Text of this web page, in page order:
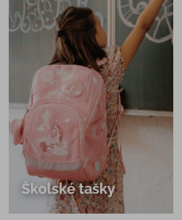
Školské tašky